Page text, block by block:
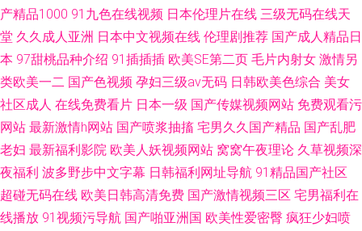
产精品1000 91九色在线视频 日本伦理片在线 三级无码在线天
堂 久久成人亚洲 日本中文视频在线 伦理剧推荐 国产成人精品日
本 97甜桃品种介绍 91插插插 欧美SE第二页 毛片内射女 激情另
类欧美一二 国产色视频 孕妇三级av无码 日韩欧美色综合 美女
社区成人 在线免费看片 日本一级 国产传媒视频网站 免费观看污
网站 最新激情h网站 国产喷浆抽搐 宅男久久国产精品 国产乱肥
老妇 最新福利影院 欧美人妖视频网站 窝窝午夜理论 久草视频深
夜福利 波多野步中文字幕 日韩福利网址导航 91精品国产社区
超碰无码在线 欧美日韩高清免费 国产激情视频三区 宅男福利在
线播放 91视频污导航 国产啪亚洲国 欧美性爱密臀 疯狂少妇喷